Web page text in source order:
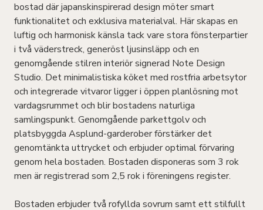
bostad där japanskinspirerad design möter smart
funktionalitet och exklusiva materialval. Här skapas en
luftig och harmonisk känsla tack vare stora fönsterpartier
i två väderstreck, generöst ljusinsläpp och en
genomgående stilren interiör signerad Note Design
Studio. Det minimalistiska köket med rostfria arbetsytor
och integrerade vitvaror ligger i öppen planlösning mot
vardagsrummet och blir bostadens naturliga
samlingspunkt. Genomgående parkettgolv och
platsbyggda Asplund-garderober förstärker det
genomtänkta uttrycket och erbjuder optimal förvaring
genom hela bostaden. Bostaden disponeras som 3 rok
men är registrerad som 2,5 rok i föreningens register.
Bostaden erbjuder två rofyllda sovrum samt ett stilfullt